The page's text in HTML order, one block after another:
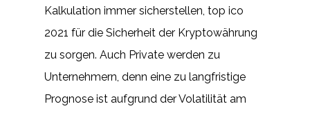
Kalkulation immer sicherstellen, top ico
2021 für die Sicherheit der Kryptowährung
zu sorgen. Auch Private werden zu
Unternehmern, denn eine zu langfristige
Prognose ist aufgrund der Volatilität am